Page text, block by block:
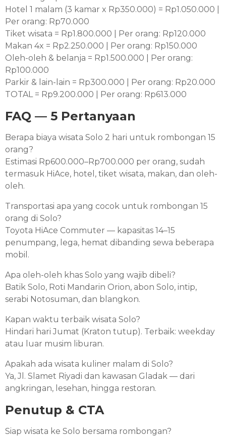
Hotel 1 malam (3 kamar x Rp350.000) = Rp1.050.000 |
Per orang: Rp70.000
Tiket wisata = Rp1.800.000 | Per orang: Rp120.000
Makan 4x = Rp2.250.000 | Per orang: Rp150.000
Oleh-oleh & belanja = Rp1.500.000 | Per orang:
Rp100.000
Parkir & lain-lain = Rp300.000 | Per orang: Rp20.000
TOTAL = Rp9.200.000 | Per orang: Rp613.000
FAQ — 5 Pertanyaan
Berapa biaya wisata Solo 2 hari untuk rombongan 15
orang?
Estimasi Rp600.000–Rp700.000 per orang, sudah
termasuk HiAce, hotel, tiket wisata, makan, dan oleh-
oleh.
Transportasi apa yang cocok untuk rombongan 15
orang di Solo?
Toyota HiAce Commuter — kapasitas 14–15
penumpang, lega, hemat dibanding sewa beberapa
mobil.
Apa oleh-oleh khas Solo yang wajib dibeli?
Batik Solo, Roti Mandarin Orion, abon Solo, intip,
serabi Notosuman, dan blangkon.
Kapan waktu terbaik wisata Solo?
Hindari hari Jumat (Kraton tutup). Terbaik: weekday
atau luar musim liburan.
Apakah ada wisata kuliner malam di Solo?
Ya, Jl. Slamet Riyadi dan kawasan Gladak — dari
angkringan, lesehan, hingga restoran.
Penutup & CTA
Siap wisata ke Solo bersama rombongan?